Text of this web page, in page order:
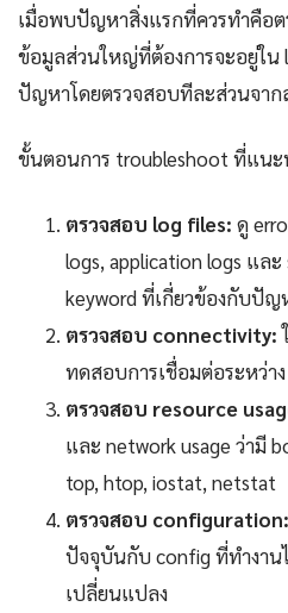
เมื่อพบปัญหาสิ่งแรกที่ควรทำคือต
ข้อมูลส่วนใหญ่ที่ต้องการจะอยู่ใน
ปัญหาโดยตรวจสอบทีละส่วนจา
ขั้นตอนการ troubleshoot ที่แนะ
ตรวจสอบ log files: ดู
logs, application logs แล
keyword ที่เกี่ยวข้องกับปัญ
ตรวจสอบ connectivity:
ทดสอบการเชื่อมต่อระหว่า
ตรวจสอบ resource
และ network usage ว่ามี
top, htop, iostat, netstat
ตรวจสอบ configuration:
ปัจจุบันกับ config ที่ทำงาน
เปลี่ยนแปลง